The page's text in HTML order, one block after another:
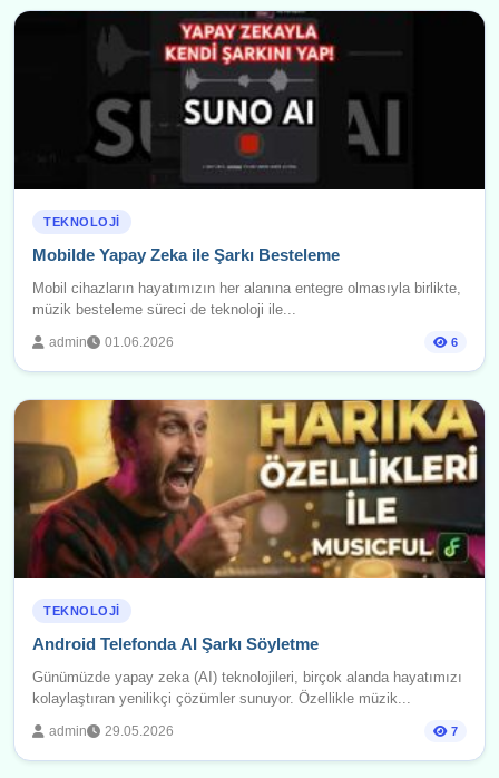
TEKNOLOJI
Mobilde Yapay Zeka ile Şarkı Besteleme
Mobil cihazların hayatımızın her alanına entegre olmasıyla birlikte,
müzik besteleme süreci de teknoloji ile...
admin 01.06.2026 6
TEKNOLOJI
Android Telefonda AI Şarkı Söyletme
Günümüzde yapay zeka (AI) teknolojileri, birçok alanda hayatımızı
kolaylaştıran yenilikçi çözümler sunuyor. Özellikle müzik...
admin 29.05.2026 7